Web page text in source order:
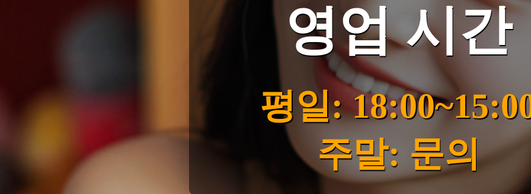
영업 시간
평일:
주말: 문의